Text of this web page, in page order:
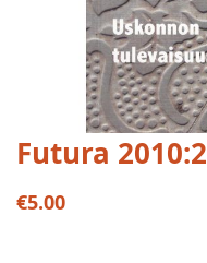
Skip
to
the
beginning
Futura 2010:2
€5.00